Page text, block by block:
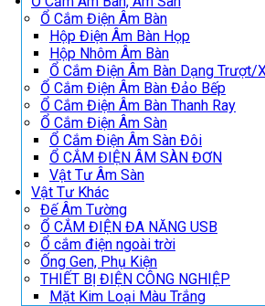
Ổ Cắm Điện Âm Bàn
Hộp Điện Âm Bàn Họp
Hộp Nhôm Âm Bàn
Ổ Cắm Điện Âm Bàn Dạng Trượt/
Ổ Cắm Điện Âm Bàn Đảo Bếp
Ổ Cắm Điện Âm Bàn Thanh Ray
Ổ Cắm Điện Âm Sàn
Ổ Cắm Điện Âm Sàn Đôi
Ổ CẮM ĐIỆN ÂM SÀN ĐƠN
Vật Tư Âm Sàn
Vật Tư Khác
Đế Âm Tường
Ổ CẮM ĐIỆN ĐA NĂNG USB
Ổ cắm điện ngoài trời
Ống Gen, Phụ Kiện
THIẾT BỊ ĐIỆN CÔNG NGHIỆP
Mặt Kim Loại Màu Trắng